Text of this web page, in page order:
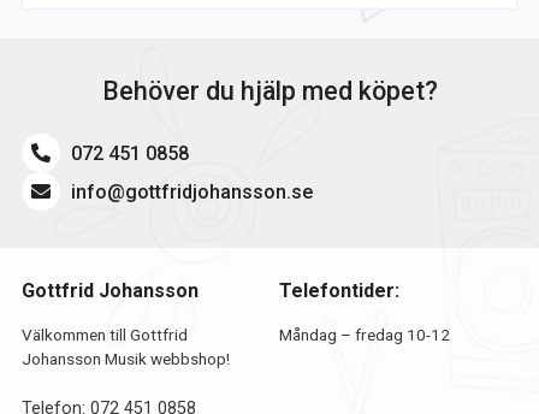
Behöver du hjälp med köpet?
072 451 0858
info@gottfridjohansson.se
Gottfrid Johansson
Välkommen till Gottfrid
Johansson Musik webbshop!
Telefon: 072 451 0858
Telefontider:
Måndag – fredag 10-12